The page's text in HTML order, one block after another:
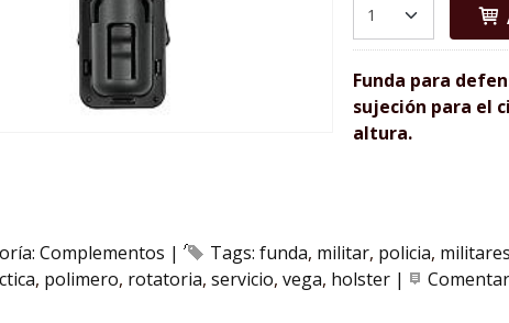
Funda para
sujeción para el
altura.
Complementos | Tags: funda militar policia militares
polimero rotatoria servicio vega holster |